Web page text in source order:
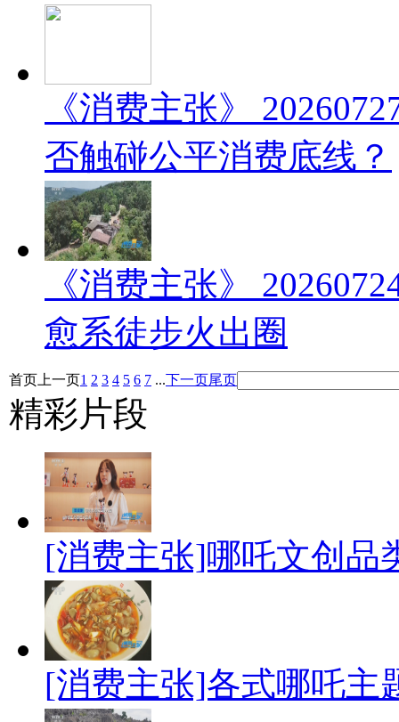
《消费主张》
否触碰公平消费底线？
《消费主张》
愈系徒步火出圈
首页 上一页1 2 3 4 5 6 7 ...下一页尾页
精彩片段
[消费主张]哪吒文创品
[消费主张]各式哪吒主